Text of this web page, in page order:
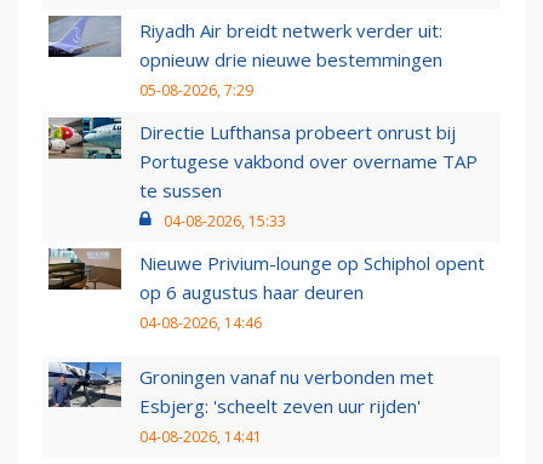
Riyadh Air breidt netwerk verder uit:
opnieuw drie nieuwe bestemmingen
05-08-2026, 7:29
Directie Lufthansa probeert onrust bij
Portugese vakbond over overname TAP
te sussen
04-08-2026, 15:33
Nieuwe Privium-lounge op Schiphol opent
op 6 augustus haar deuren
04-08-2026, 14:46
Groningen vanaf nu verbonden met
Esbjerg: 'scheelt zeven uur rijden'
04-08-2026, 14:41